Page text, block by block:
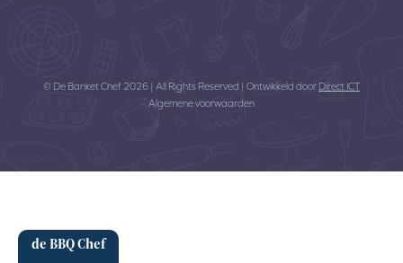
de BBQ Chef
© De Banket Chef 2026 | All Rights Reserved | Ontwikkeld door Direct ICT
Algemene voorwaarden